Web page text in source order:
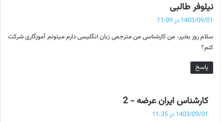
نیلوفر طالبی
ف
:
1403/09/01 در 11:09
سلام روز بخیر، من کارشناسی من مترجمی زبان انگلیسی دارم میتونم آموزگاری شرکت
کنم؟
پاسخ
کارشناس ایران عرضه - 2
1403/09/01 در 11:35